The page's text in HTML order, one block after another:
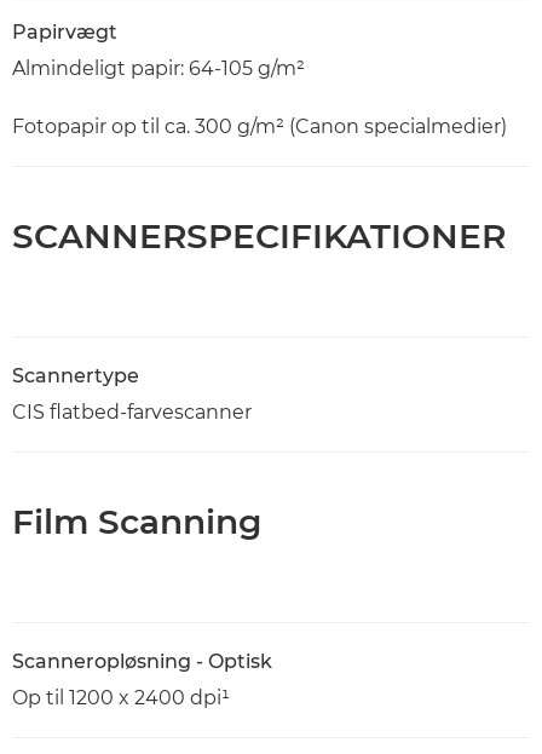
Papirvægt
Almindeligt papir: 64-105 g/m²
Fotopapir op til ca. 300 g/m² (Canon specialmedier)
SCANNERSPECIFIKATIONER
Scannertype
CIS flatbed-farvescanner
Film Scanning
Scanneropløsning - Optisk
Op til 1200 x 2400 dpi¹